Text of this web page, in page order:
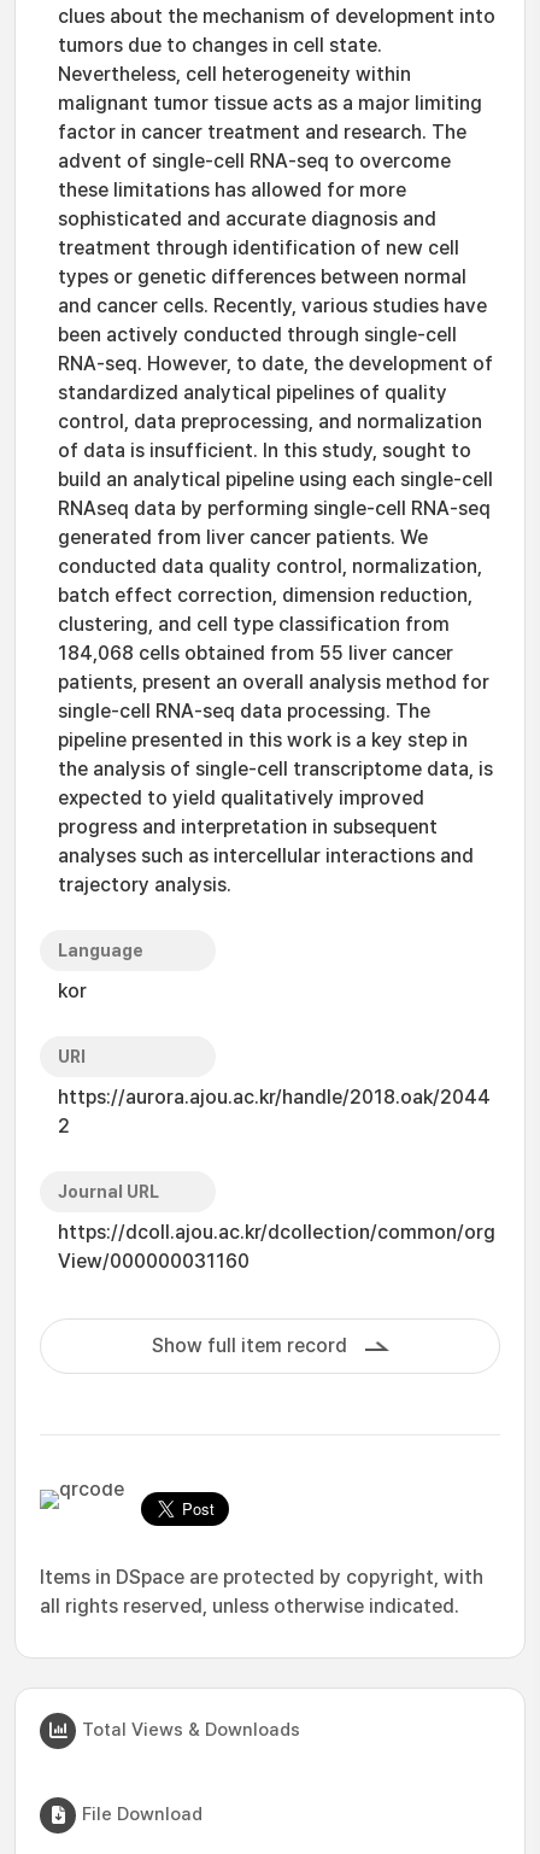
clues about the mechanism of development into
tumors due to changes in cell state.
Nevertheless, cell heterogeneity within
malignant tumor tissue acts as a major limiting
factor in cancer treatment and research. The
advent of single-cell RNA-seq to overcome
these limitations has allowed for more
sophisticated and accurate diagnosis and
treatment through identification of new cell
types or genetic differences between normal
and cancer cells. Recently, various studies have
been actively conducted through single-cell
RNA-seq. However, to date, the development of
standardized analytical pipelines of quality
control, data preprocessing, and normalization
of data is insufficient. In this study, sought to
build an analytical pipeline using each single-cell
RNAseq data by performing single-cell RNA-seq
generated from liver cancer patients. We
conducted data quality control, normalization,
batch effect correction, dimension reduction,
clustering, and cell type classification from
184,068 cells obtained from 55 liver cancer
patients, present an overall analysis method for
single-cell RNA-seq data processing. The
pipeline presented in this work is a key step in
the analysis of single-cell transcriptome data, is
expected to yield qualitatively improved
progress and interpretation in subsequent
analyses such as intercellular interactions and
trajectory analysis.
Language
kor
URI
https://aurora.ajou.ac.kr/handle/2018.oak/2044
2
Journal URL
https://dcoll.ajou.ac.kr/dcollection/common/org
View/000000031160
Show full item record
Items in DSpace are protected by copyright, with
all rights reserved, unless otherwise indicated.
Total Views & Downloads
File Download